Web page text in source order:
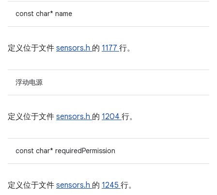
const char* name
定义位于文件 sensors.h 的 1177 行。
浮动电源
定义位于文件 sensors.h 的 1204 行。
const char* requiredPermission
定义位于文件 sensors.h 的 1245 行。